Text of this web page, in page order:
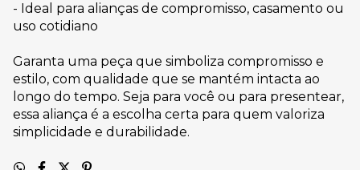
- Ideal para alianças de compromisso, casamento ou
uso cotidiano
Garanta uma peça que simboliza compromisso e
estilo, com qualidade que se mantém intacta ao
longo do tempo. Seja para você ou para presentear,
essa aliança é a escolha certa para quem valoriza
simplicidade e durabilidade.